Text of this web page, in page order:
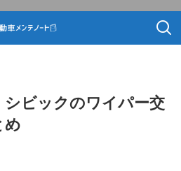
シビックのワイパー交
め